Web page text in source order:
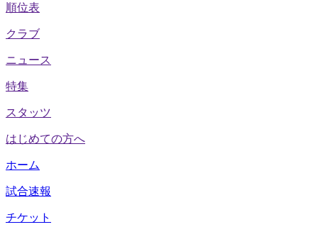
順位表
クラブ
ニュース
特集
スタッツ
はじめての方へ
ホーム
試合速報
チケット